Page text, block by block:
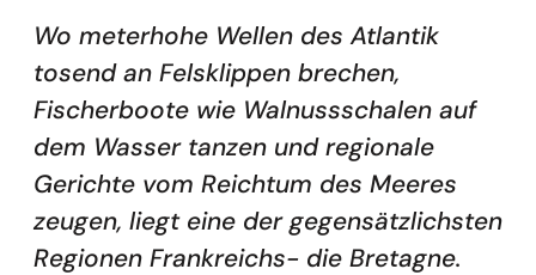
Wo meterhohe Wellen des Atlantik
tosend an Felsklippen brechen,
Fischerboote wie Walnussschalen auf
dem Wasser tanzen und regionale
Gerichte vom Reichtum des Meeres
zeugen, liegt eine der gegensätzlichsten
Regionen Frankreichs- die Bretagne.